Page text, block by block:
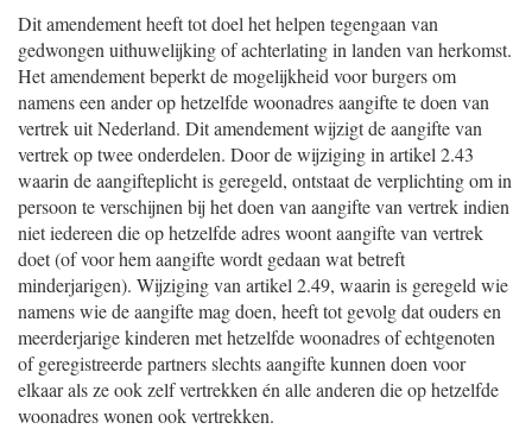
Dit amendement heeft tot doel het helpen tegengaan van
gedwongen uithuwelijking of achterlating in landen van herkomst.
Het amendement beperkt de mogelijkheid voor burgers om
namens een ander op hetzelfde woonadres aangifte te doen van
vertrek uit Nederland. Dit amendement wijzigt de aangifte van
vertrek op twee onderdelen. Door de wijziging in artikel 2.43
waarin de aangifteplicht is geregeld, ontstaat de verplichting om in
persoon te verschijnen bij het doen van aangifte van vertrek indien
niet iedereen die op hetzelfde adres woont aangifte van vertrek
doet (of voor hem aangifte wordt gedaan wat betreft
minderjarigen). Wijziging van artikel 2.49, waarin is geregeld wie
namens wie de aangifte mag doen, heeft tot gevolg dat ouders en
meerderjarige kinderen met hetzelfde woonadres of echtgenoten
of geregistreerde partners slechts aangifte kunnen doen voor
elkaar als ze ook zelf vertrekken én alle anderen die op hetzelfde
woonadres wonen ook vertrekken.